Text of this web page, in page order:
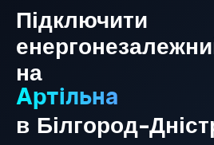
Підключити
на
Артільна
в Білгород-